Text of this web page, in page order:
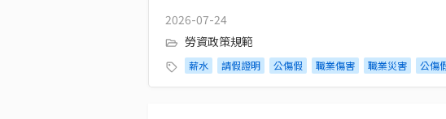
2026-07-24
勞資政策規範
薪水 請假證明 公傷假 職業傷害 職業災害 公傷